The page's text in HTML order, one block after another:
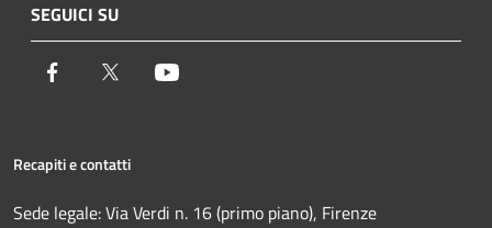
SEGUICI SU
Facebook Twitter
Recapiti e contatti
Sede legale: Via Verdi n. 16 (primo piano), Firenze